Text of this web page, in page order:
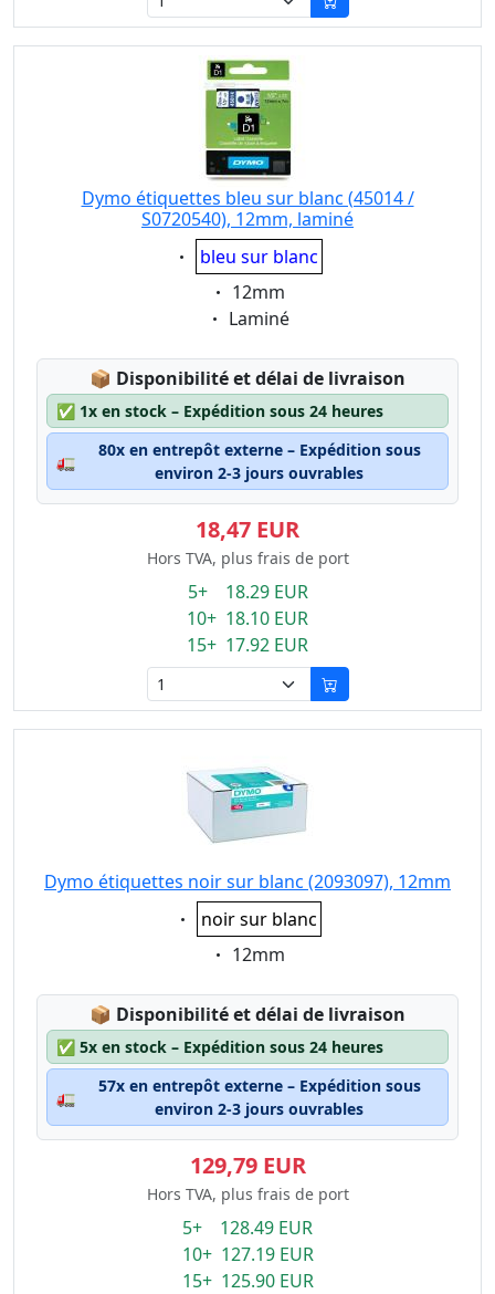
Dymo étiquettes bleu sur blanc (45014 /
S0720540), 12mm, laminé
Eigenschaft:
bleu sur blanc
Eigenschaft:
12mm
Eigenschaft:
Laminé
📦 Lagerstatus:
Disponibilité et délai de livraison
✅ 1x en stock – Expédition sous 24 heures
🚛
80x en entrepôt externe – Expédition sous
environ 2-3 jours ouvrables
18,47 EUR
Hors TVA, plus frais de port
5+ 18.29 EUR
10+ 18.10 EUR
15+ 17.92 EUR
Dymo étiquettes noir sur blanc (2093097), 12mm
Eigenschaft:
noir sur blanc
Eigenschaft:
12mm
📦 Lagerstatus:
Disponibilité et délai de livraison
✅ 5x en stock – Expédition sous 24 heures
🚛
57x en entrepôt externe – Expédition sous
environ 2-3 jours ouvrables
129,79 EUR
Hors TVA, plus frais de port
5+ 128.49 EUR
10+ 127.19 EUR
15+ 125.90 EUR